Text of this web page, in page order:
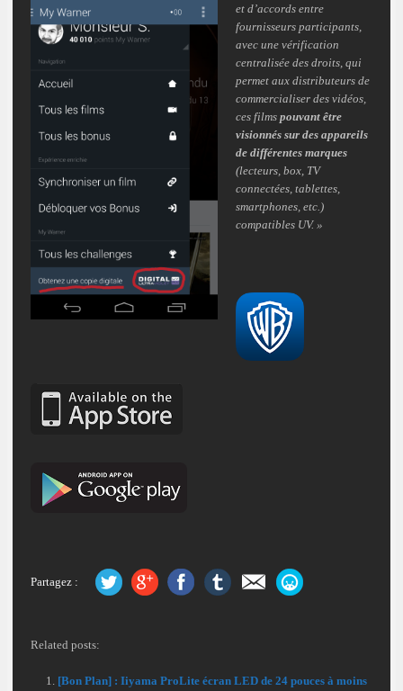
et d’accords entre
fournisseurs participants,
avec une vérification
centralisée des droits, qui
permet aux distributeurs de
commercialiser des vidéos,
ces films pouvant être
visionnés sur des appareils
de différentes marques
(lecteurs, box, TV
connectées, tablettes,
smartphones, etc.)
compatibles UV. »
Partagez :
Related posts:
[Bon Plan] : Iiyama ProLite écran LED de 24 pouces à moins